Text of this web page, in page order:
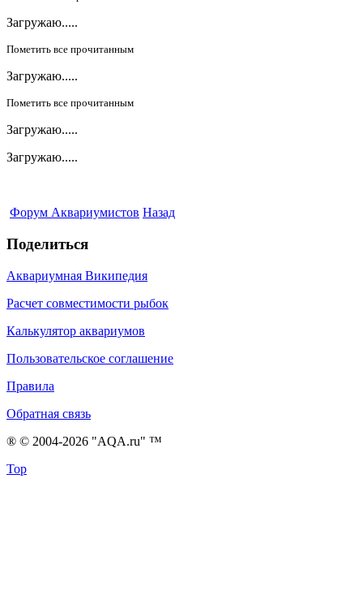
Загружаю.....
Пометить все прочитанным
Загружаю.....
Пометить все прочитанным
Загружаю.....
Загружаю.....
Форум Аквариумистов Назад
Поделиться
Аквариумная Википедия
Расчет совместимости рыбок
Калькулятор аквариумов
Пользовательское соглашение
Правила
Обратная связь
® © 2004-2026 "AQA.ru" ™
Top